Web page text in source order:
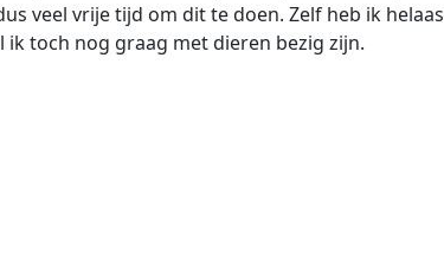
veel vrije tijd om dit te doen. Zelf heb ik helaas
toch nog graag met dieren bezig zijn.